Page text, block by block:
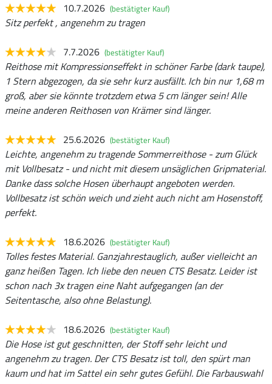
10.7.2026 (bestätigter Kauf)
Sitz perfekt , angenehm zu tragen
7.7.2026 (bestätigter Kauf)
Reithose mit Kompressionseffekt in schöner Farbe (dark taupe),
1 Stern abgezogen, da sie sehr kurz ausfällt. Ich bin nur 1,68 m
groß, aber sie könnte trotzdem etwa 5 cm länger sein! Alle
meine anderen Reithosen von Krämer sind länger.
25.6.2026 (bestätigter Kauf)
Leichte, angenehm zu tragende Sommerreithose - zum Glück
mit Vollbesatz - und nicht mit diesem unsäglichen Gripmaterial.
Danke dass solche Hosen überhaupt angeboten werden.
Vollbesatz ist schön weich und zieht auch nicht am Hosenstoff,
perfekt.
18.6.2026 (bestätigter Kauf)
Tolles festes Material. Ganzjahrestauglich, außer vielleicht an
ganz heißen Tagen. Ich liebe den neuen CTS Besatz. Leider ist
schon nach 3x tragen eine Naht aufgegangen (an der
Seitentasche, also ohne Belastung).
18.6.2026 (bestätigter Kauf)
Die Hose ist gut geschnitten, der Stoff sehr leicht und
angenehm zu tragen. Der CTS Besatz ist toll, den spürt man
kaum und hat im Sattel ein sehr gutes Gefühl. Die Farbauswahl